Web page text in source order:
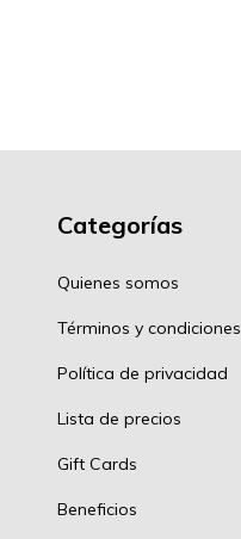
Categorías
Quienes somos
Términos y condiciones
Política de privacidad
Lista de precios
Gift Cards
Beneficios